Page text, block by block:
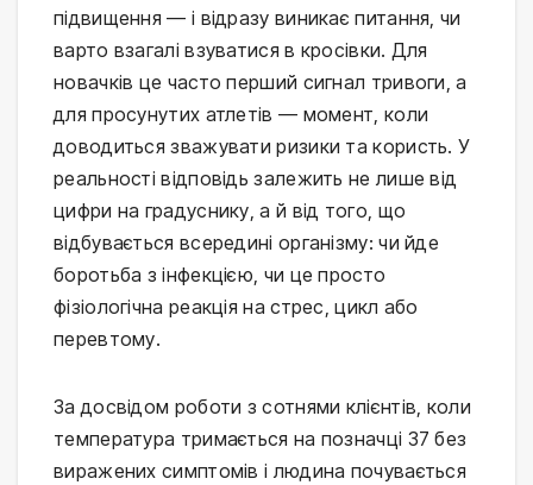
підвищення — і відразу виникає питання, чи
варто взагалі взуватися в кросівки. Для
новачків це часто перший сигнал тривоги, а
для просунутих атлетів — момент, коли
доводиться зважувати ризики та користь. У
реальності відповідь залежить не лише від
цифри на градуснику, а й від того, що
відбувається всередині організму: чи йде
боротьба з інфекцією, чи це просто
фізіологічна реакція на стрес, цикл або
перевтому.
За досвідом роботи з сотнями клієнтів, коли
температура тримається на позначці 37 без
виражених симптомів і людина почувається